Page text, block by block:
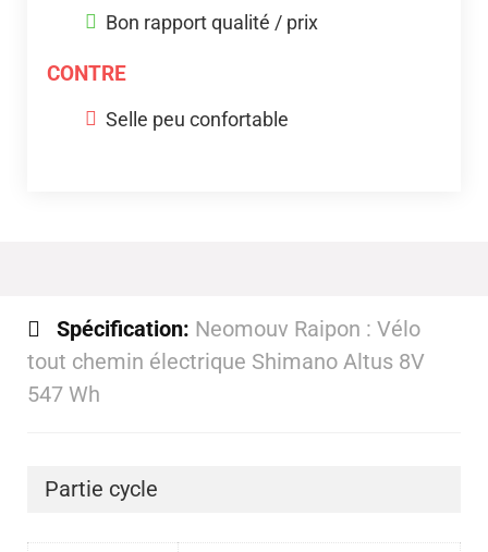
Bon rapport qualité / prix
CONTRE
Selle peu confortable
Spécification: Neomouv Raipon : Vélo
tout chemin électrique Shimano Altus 8V
547 Wh
Partie cycle